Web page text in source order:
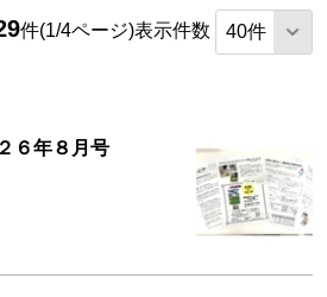
件(1/4ページ)表示件数
６年８月号